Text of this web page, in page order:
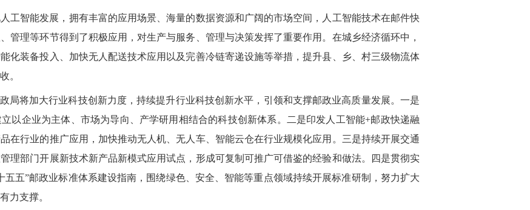
工智能发展，拥有丰富的应用场景、海量的数据资源和广阔的市场空间，人工智能技术在邮件快
管理等环节得到了积极应用，对生产与服务、管理与决策发挥了重要作用。在城乡经济循环中，
化装备投入、加快无人配送技术应用以及完善冷链寄递设施等举措，提升县、乡、村三级物流体
。
局将加大行业科技创新力度，持续提升行业科技创新水平，引领和支撑邮政业高质量发展。一是
以企业为主体、市场为导向、产学研用相结合的科技创新体系。二是印发人工智能+邮政快递融
在行业的推广应用，加快推动无人机、无人车、智能云仓在行业规模化应用。三是持续开展交通
理部门开展新技术新产品新模式应用试点，形成可复制可推广可借鉴的经验和做法。四是贯彻实
五”邮政业标准体系建设指南，围绕绿色、安全、智能等重点领域持续开展标准研制，努力扩大
力支撑。